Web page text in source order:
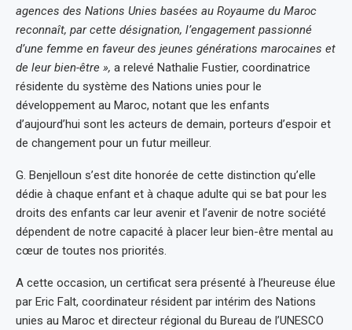
agences des Nations Unies basées au Royaume du Maroc
reconnaît, par cette désignation, l’engagement passionné
d’une femme en faveur des jeunes générations marocaines et
de leur bien-être », a relevé Nathalie Fustier, coordinatrice
résidente du système des Nations unies pour le
développement au Maroc, notant que les enfants
d’aujourd’hui sont les acteurs de demain, porteurs d’espoir et
de changement pour un futur meilleur.
G. Benjelloun s’est dite honorée de cette distinction qu’elle
dédie à chaque enfant et à chaque adulte qui se bat pour les
droits des enfants car leur avenir et l’avenir de notre société
dépendent de notre capacité à placer leur bien-être mental au
cœur de toutes nos priorités.
A cette occasion, un certificat sera présenté à l’heureuse élue
par Eric Falt, coordinateur résident par intérim des Nations
unies au Maroc et directeur régional du Bureau de l’UNESCO